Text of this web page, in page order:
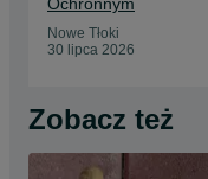
Nowe Tłoki
30 lipca 2026
Zobacz też